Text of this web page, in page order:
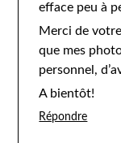
efface peu à
Merci de
que mes
personnel,
A bientôt!
Répondre